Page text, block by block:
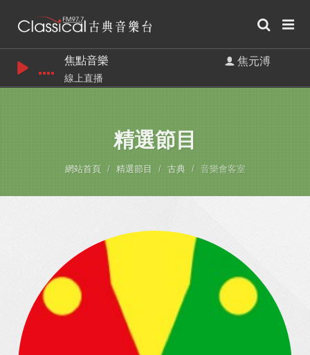
焦點音樂 焦元溥
線上直播